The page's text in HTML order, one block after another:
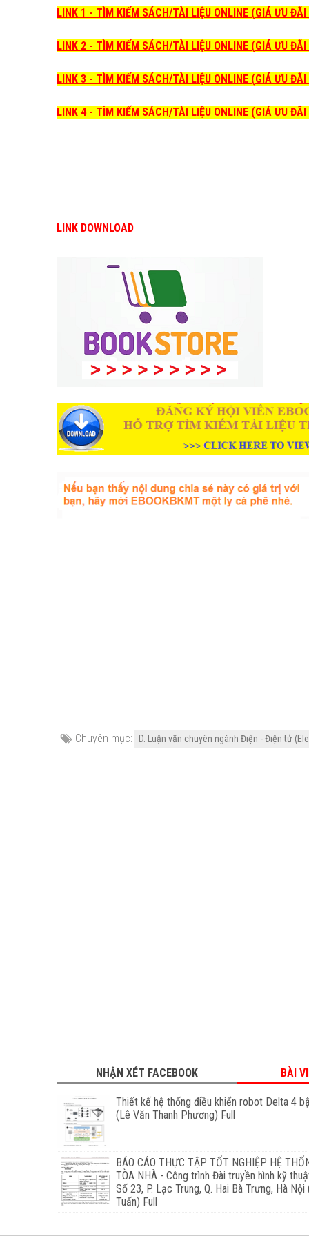
LINK 1 - TÌM KIẾM SÁCH/TÀI LIỆU ONLINE (GIÁ ƯU
LINK 2 - TÌM KIẾM SÁCH/TÀI LIỆU ONLINE (GIÁ ƯU
LINK 3 - TÌM KIẾM SÁCH/TÀI LIỆU ONLINE (GIÁ ƯU
LINK 4 - TÌM KIẾM SÁCH/TÀI LIỆU ONLINE (GIÁ ƯU
LINK DOWNLOAD
Chuyên mục: D. Luận văn chuyên ngành Điện - Điện tử
NHẬN XÉT FACEBOOK BÀI
Thiết kế hệ thống điều khiển robot Delta 4
(Lê Văn Thanh Phương) Full
BÁO CÁO THỰC TẬP TỐT NGHIỆP HỆ
TÒA NHÀ - Công trình Đài truyền hình kỹ
Số 23, P. Lạc Trung, Q. Hai Bà Trưng, Hà Nội
Tuấn) Full